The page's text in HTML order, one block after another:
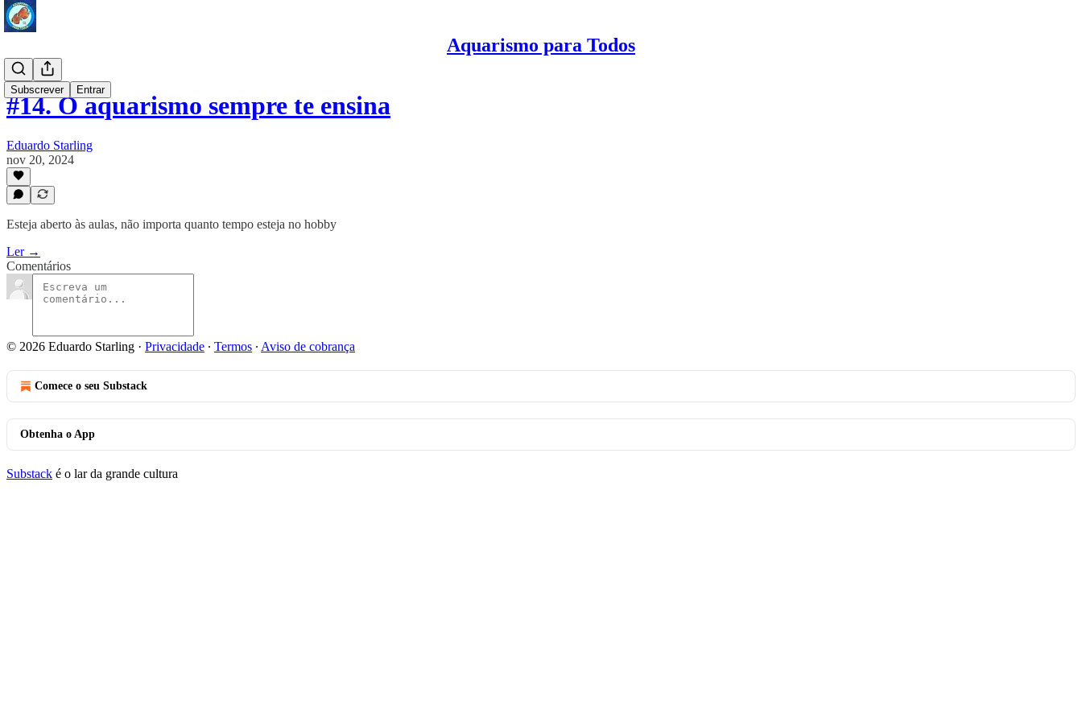
Aquarismo para Todos
Subscrever Entrar
#14. O aquarismo sempre te ensina
Eduardo Starling
nov 20, 2024
Esteja aberto às aulas, não importa quanto tempo esteja no hobby
Ler →
Comentários
© 2026 Eduardo Starling · Privacidade ∙ Termos ∙ Aviso de cobrança
Comece o seu Substack
Obtenha o App
Substack é o lar da grande cultura